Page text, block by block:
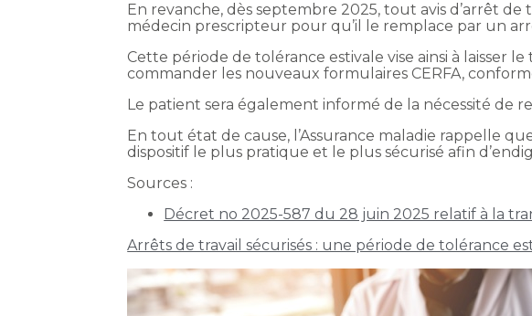
En revanche, dès septembre 2025, tout avis d’arrêt
médecin prescripteur pour qu’il le remplace par un
Cette période de tolérance estivale vise ainsi à laisser
commander les nouveaux formulaires CERFA,
Le patient sera également informé de la nécessité de
En tout état de cause, l’Assurance maladie rappelle
dispositif le plus pratique et le plus sécurisé afin
Sources :
Décret no 2025-587 du 28 juin 2025 relatif à la
Arrêts de travail sécurisés : une période de tolérance